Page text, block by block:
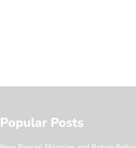
Popular Posts